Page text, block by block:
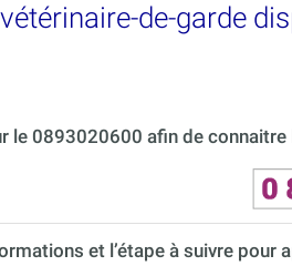
de-garde
le 0893020600 afin de
et l’étape à suivre pour